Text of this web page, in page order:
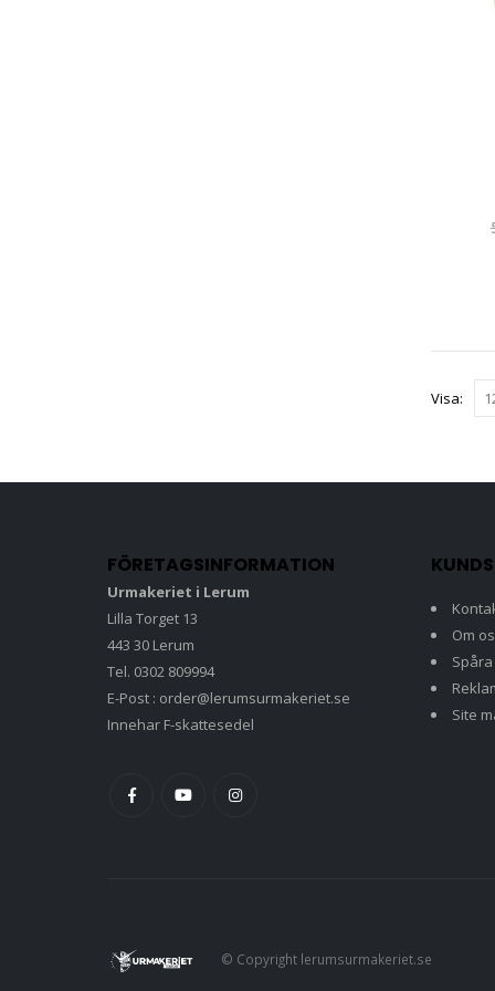
Visa:
FÖRETAGSINFORMATION
Urmakeriet i Lerum
Lilla Torget 13
443 30 Lerum
Tel. 0302 809994
E-Post : order@lerumsurmakeriet.se
Innehar F-skattesedel
Om
Site
© Copyright lerumsurmakeriet.se